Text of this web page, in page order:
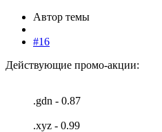
Автор темы
#16
Действующие промо-акции:
.gdn - 0.87
.xyz - 0.99